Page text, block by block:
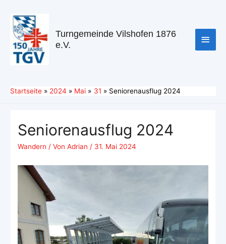
Turngemeinde Vilshofen 1876
e.V.
Startseite 2024 Mai 31 Seniorenausflug 2024
Seniorenausflug 2024
Wandern / Von Adrian / 31. Mai 2024